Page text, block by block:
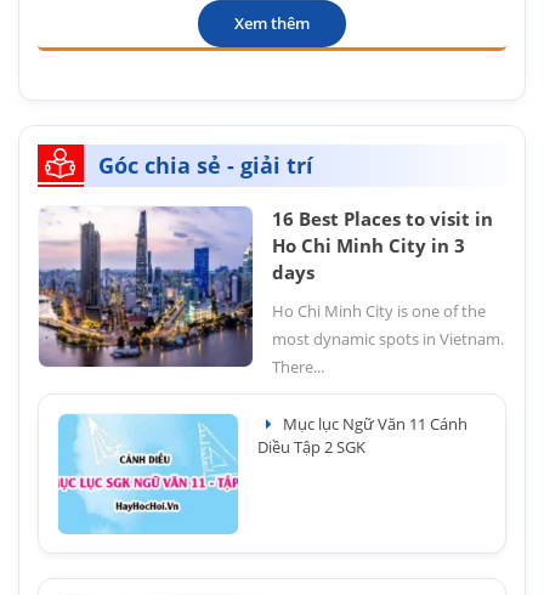
Xem thêm
Góc chia sẻ - giải trí
16 Best Places to visit in
Ho Chi Minh City in 3
days
Ho Chi Minh City is one of the
most dynamic spots in Vietnam.
There...
Mục lục Ngữ Văn 11 Cánh
Diều Tập 2 SGK